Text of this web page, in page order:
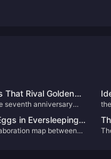
That Rival Golden
seventh anniversary
off! Let’s take a look!
in Eversleeping
map between